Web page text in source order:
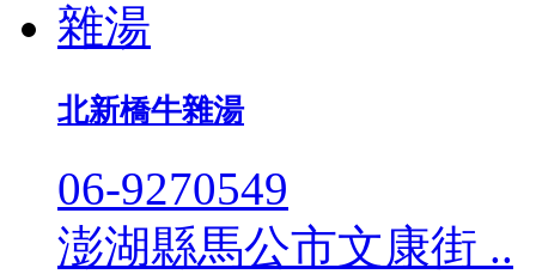
北新橋牛雜湯
06-9270549
澎湖縣馬公市文康街 ..